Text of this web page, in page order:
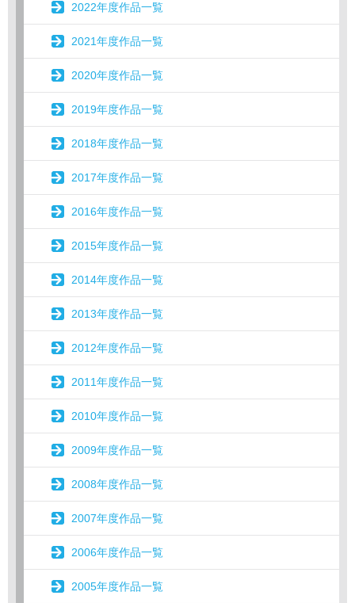
2022年度作品一覧
2021年度作品一覧
2020年度作品一覧
2019年度作品一覧
2018年度作品一覧
2017年度作品一覧
2016年度作品一覧
2015年度作品一覧
2014年度作品一覧
2013年度作品一覧
2012年度作品一覧
2011年度作品一覧
2010年度作品一覧
2009年度作品一覧
2008年度作品一覧
2007年度作品一覧
2006年度作品一覧
2005年度作品一覧